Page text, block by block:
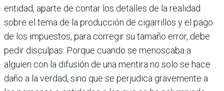
entidad, aparte de contar los detalles de la realidad
sobre el tema de la producción de cigarrillos y el pago
de los impuestos, para corregir su tamaño error, debe
pedir disculpas. Porque cuando se menoscaba a
alguien con la difusión de una mentira no solo se hace
daño a la verdad, sino que se perjudica gravemente a